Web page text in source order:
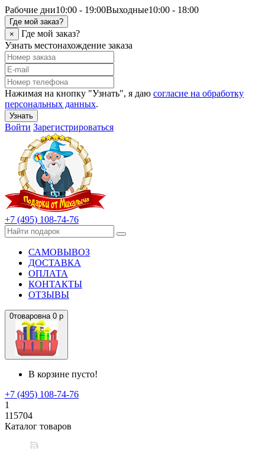
Рабочие дни10:00 - 19:00Выходные10:00 - 18:00
Где мой заказ?
×
Где мой заказ?
Узнать местонахождение заказа
Нажимая на кнопку "Узнать", я даю согласие на обработку
персональных данных.
Узнать
Войти Зарегистрироваться
+7 (495) 108-74-76
САМОВЫВОЗ
ДОСТАВКА
ОПЛАТА
КОНТАКТЫ
ОТЗЫВЫ
0товаровна 0 р
В корзине пусто!
+7 (495) 108-74-76
1
115704
Каталог товаров